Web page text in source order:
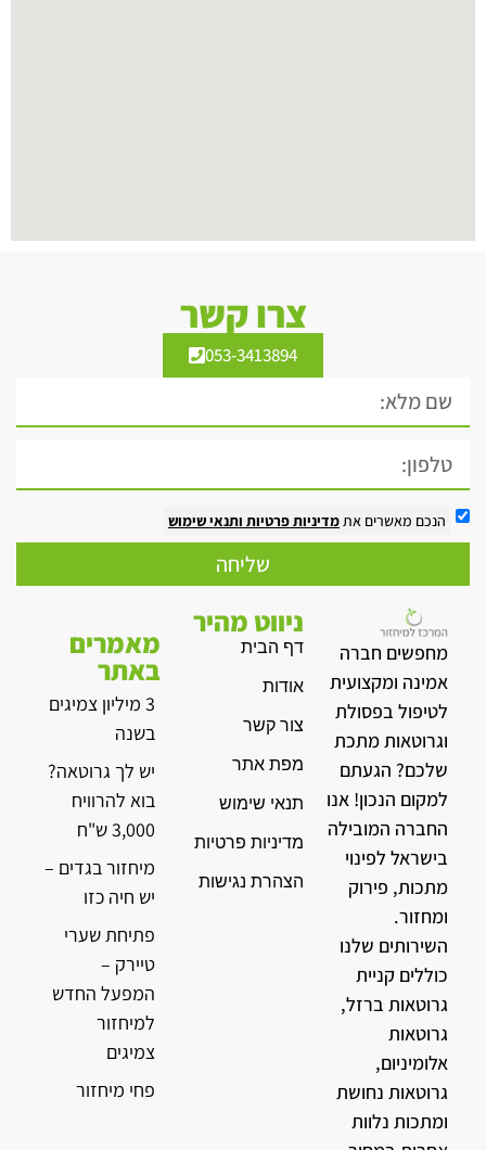
צרו קשר
053-3413894
הנכם מאשרים אתמדיניות פרטיות ותנאי שימוש
שליחה
מחפשים חברה
אמינה ומקצועית
לטיפול בפסולת
וגרוטאות מתכת
שלכם? הגעתם
למקום הנכון! אנו
החברה המובילה
בישראל לפינוי
מתכות, פירוק
ומחזור.
השירותים שלנו
כוללים קניית
גרוטאות ברזל,
גרוטאות
אלומיניום,
גרוטאות נחושת
ומתכות נלוות
ניווט מהיר
דף הבית
אודות
צור קשר
מפת אתר
תנאי שימוש
מדיניות פרטיות
הצהרת נגישות
מאמרים
באתר
3 מיליון צמיגים
בשנה
יש לך גרוטאה?
בוא להרוויח
3,000 ש"ח
מיחזור בגדים –
יש חיה כזו
פתיחת שערי
טיירק –
המפעל החדש
למיחזור
צמיגים
פחי מיחזור